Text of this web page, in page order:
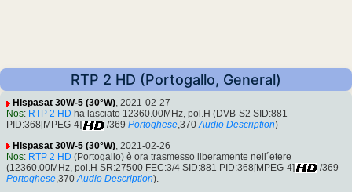
RTP 2 HD (Portogallo, General)
Hispasat 30W-5 (30°W), 2021-02-27
Nos: RTP 2 HD ha lasciato 12360.00MHz, pol.H (DVB-S2 SID:881
PID:368[MPEG-4]
/369 Portoghese,370 Audio Description)
Hispasat 30W-5 (30°W) , 2021-02-26
Nos: RTP 2 HD (Portogallo) è ora trasmesso liberamente nell´etere
(12360.00MHz, pol.H SR:27500 FEC:3/4 SID:881 PID:368[MPEG-4]
/369
Portoghese,370 Audio Description).